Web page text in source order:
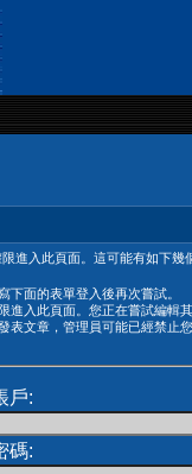
進入此頁面。這可能有如下幾
下面的表單登入後再次嘗試。
進入此頁面。您正在嘗試編輯
表文章，管理員可能已經禁止
戶:
碼: